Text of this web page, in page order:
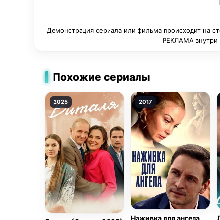
Демонстрация сериала или фильма происходит на
РЕКЛАМА внутри
Похожие сериалы
2025 2017
Наживка для ангела